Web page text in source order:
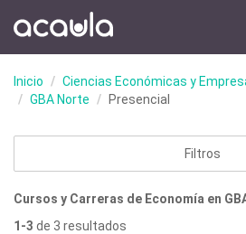
Inicio Ciencias Económicas y
GBA Norte
Presencial
Filtros
Cursos y Carreras de Economía en
1-3 de 3 resultados